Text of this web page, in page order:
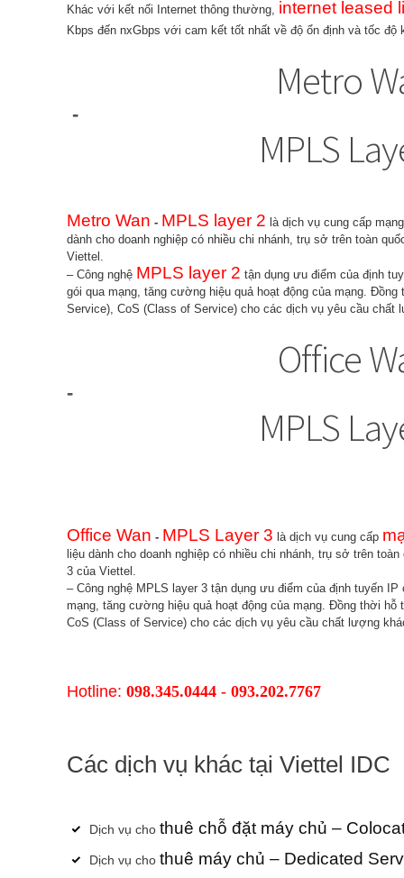
Khác với kết nối Internet thông thường, internet leased
Kbps đến nxGbps với cam kết tốt nhất về độ ổn định và tốc độ
Metro
-
MPLS
Metro Wan - MPLS layer 2 là dịch vụ cung cấp
dành cho doanh nghiệp có nhiều chi nhánh, trụ sở trên toàn
Viettel.
– Công nghệ MPLS layer 2 tận dụng ưu điểm của định
gói qua mạng, tăng cường hiệu quả hoạt động của mạng.
Service), CoS (Class of Service) cho các dịch vụ yêu cầu
Office
-
MPLS
Office Wan - MPLS Layer 3 là dịch vụ cung cấp
liệu dành cho doanh nghiệp có nhiều chi nhánh, trụ sở trên
3 của Viettel.
– Công nghệ MPLS layer 3 tận dụng ưu điểm của định tuyến
mạng, tăng cường hiệu quả hoạt động của mạng. Đồng thời
CoS (Class of Service) cho các dịch vụ yêu cầu chất lượng
Hotline: 098.345.0444 - 093.202.7767
Các dịch vụ khác tại Viettel IDC
Dịch vụ cho thuê chỗ đặt máy chủ –
Dịch vụ cho thuê máy chủ – Dedicated